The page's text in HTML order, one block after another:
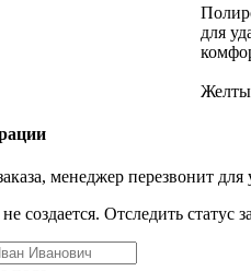
для
менеджер перезвонит
создается. Отследить статус